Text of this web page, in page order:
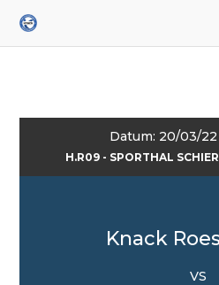
Datum: 20/03/22
H.R09 - SPORTHAL
Knack
VS